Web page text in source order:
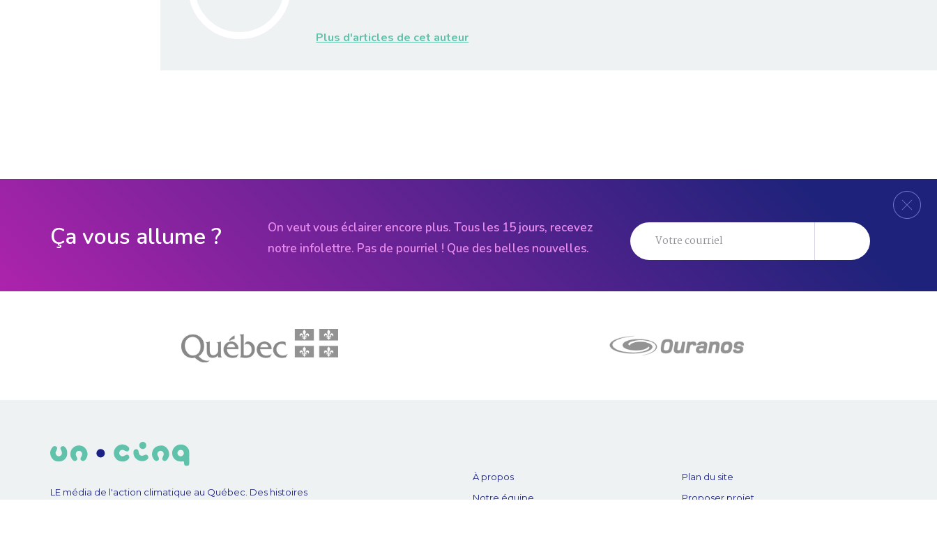
Plus d'articles de cet auteur
Ça vous allume ?
On veut vous éclairer encore plus. Tous les 15 jours, recevez
notre infolettre. Pas de pourriel ! Que des belles nouvelles.
LE média de l'action climatique au Québec. Des histoires
À propos
Notre équipe
Plan du site
Proposer projet